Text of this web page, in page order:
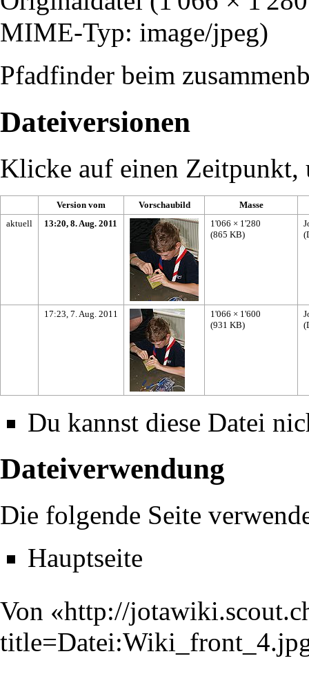
MIME-Typ: image/jpeg)
Pfadfinder beim
Dateiversionen
Klicke auf einen Zeitpunkt,
Version vom Vorschaubild
Masse
aktuell
13:20, 8. Aug. 2011
1'066 × 1'280
(865 KB)
(
17:23, 7. Aug. 2011
1'066 × 1'600
(931 KB)
(
Du kannst diese Datei
Dateiverwendung
Die folgende Seite
Hauptseite
Von «http://